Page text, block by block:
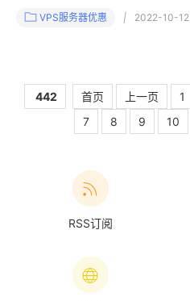
VPS服务器优惠 | 2022-10-12
442 首页 上一页 1
7
8 9 10
RSS订阅